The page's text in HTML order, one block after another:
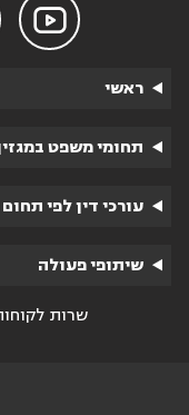

ראשי
תחומי משפט
עורכי דין לפי תחום
שיתופי פעולה
שרות